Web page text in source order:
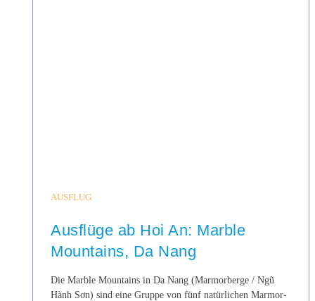
AUSFLUG
Ausflüge ab Hoi An: Marble
Mountains, Da Nang
Die Marble Mountains in Da Nang (Marmorberge / Ngũ
Hành Sơn) sind eine Gruppe von fünf natürlichen Marmor-